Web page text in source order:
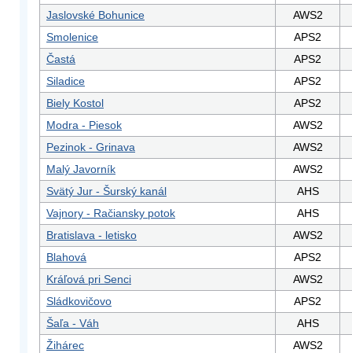
Jaslovské Bohunice
AWS2
Smolenice
APS2
Častá
APS2
Siladice
APS2
Biely Kostol
APS2
Modra - Piesok
AWS2
Pezinok - Grinava
AWS2
Malý Javorník
AWS2
Svätý Jur - Šurský kanál
AHS
Vajnory - Račiansky potok
AHS
Bratislava - letisko
AWS2
Blahová
APS2
Kráľová pri Senci
AWS2
Sládkovičovo
APS2
Šaľa - Váh
AHS
Žihárec
AWS2